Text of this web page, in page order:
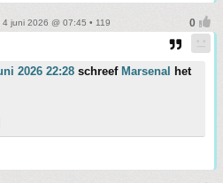
4 juni 2026 @ 07:45 • 119
2026 22:28 schreef Marsenal het